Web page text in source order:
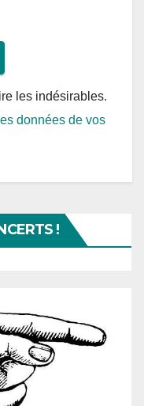
les indésirables.
données de vos
!